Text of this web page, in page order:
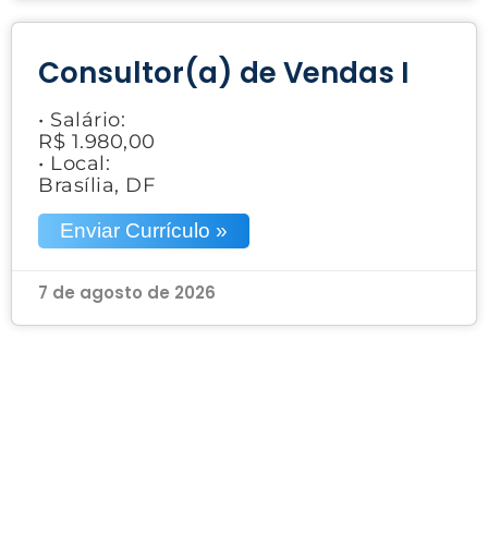
Consultor(a) de Vendas I
• Salário:
R$ 1.980,00
• Local:
Brasília, DF
Enviar Currículo »
7 de agosto de 2026